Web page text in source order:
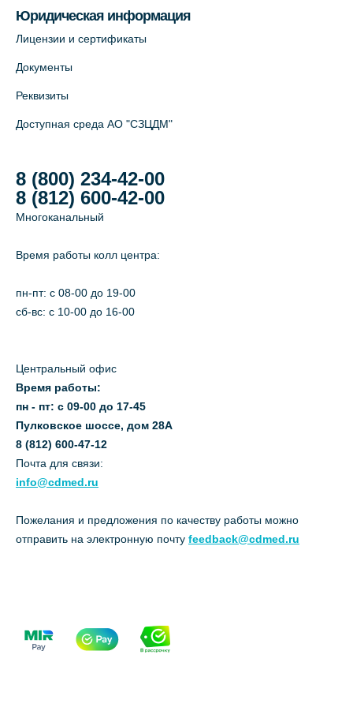
Юридическая информация
Лицензии и сертификаты
Документы
Реквизиты
Доступная среда АО "СЗЦДМ"
8 (800) 234-42-00
8 (812) 600-42-00
Многоканальный
Время работы колл центра:
пн-пт: c 08-00 до 19-00
сб-вс: с 10-00 до 16-00
Центральный офис
Время работы:
пн - пт: с 09-00 до 17-45
Пулковское шоссе, дом 28А
8 (812) 600-47-12
Почта для связи:
info@cdmed.ru
Пожелания и предложения по качеству работы можно
отправить на электронную почту feedback@cdmed.ru